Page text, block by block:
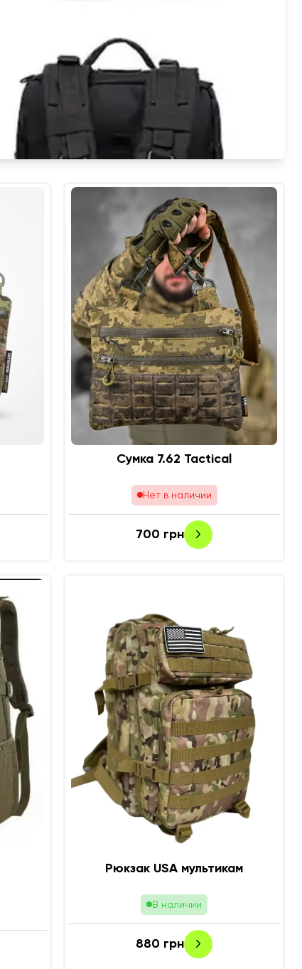
Сумка 7.62 Tactical
Нет в наличии
700 грн
Рюкзак USA мультикам
В наличии
880 грн